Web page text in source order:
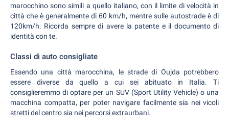
marocchino sono simili a quello italiano, con il limite di velocità in
città che è generalmente di 60 km/h, mentre sulle autostrade è di
120km/h. Ricorda sempre di avere la patente e il documento di
identità con te.
Classi di auto consigliate
Essendo una città marocchina, le strade di Oujda potrebbero
essere diverse da quello a cui sei abituato in Italia. Ti
consiglieremmo di optare per un SUV (Sport Utility Vehicle) o una
macchina compatta, per poter navigare facilmente sia nei vicoli
stretti del centro sia nei percorsi extraurbani.